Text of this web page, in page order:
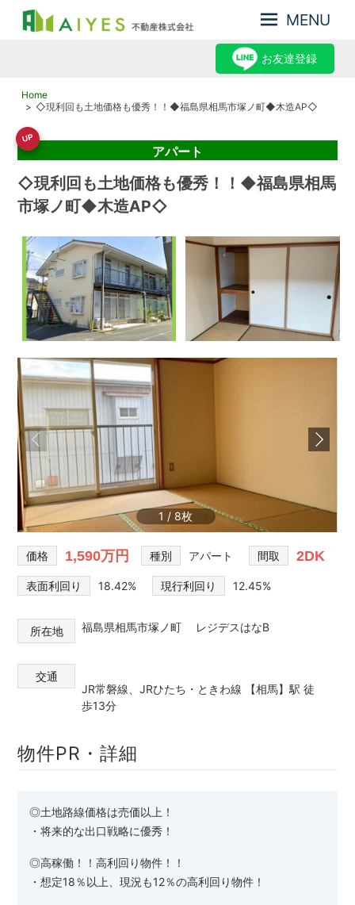
動
産
株
式
会
社
が
強
だ
か
ら
売
却
が
あ
る
MENU
お友達登録
Home
◇現利回も土地価格も優秀！！◆福島県相馬市塚ノ町◆木造AP◇
アパート
◇現利回も土地価格も優秀！！◆福島県相馬
市塚ノ町◆木造AP◇
UP
1 / 8
価格 1,590万円 種別 アパート 間取 2DK
表面利回り 18.42% 現行利回り 12.45%
所在地 福島県相馬市塚ノ町 レジデスはなB
交通
JR常磐線、JRひたち・ときわ線 【相馬】駅 徒
歩13分
物件PR・詳細
◎土地路線価格は売価以上！
・将来的な出口戦略に優秀！
◎高稼働！！高利回り物件！！
・想定18％以上、現況も12％の高利回り物件！